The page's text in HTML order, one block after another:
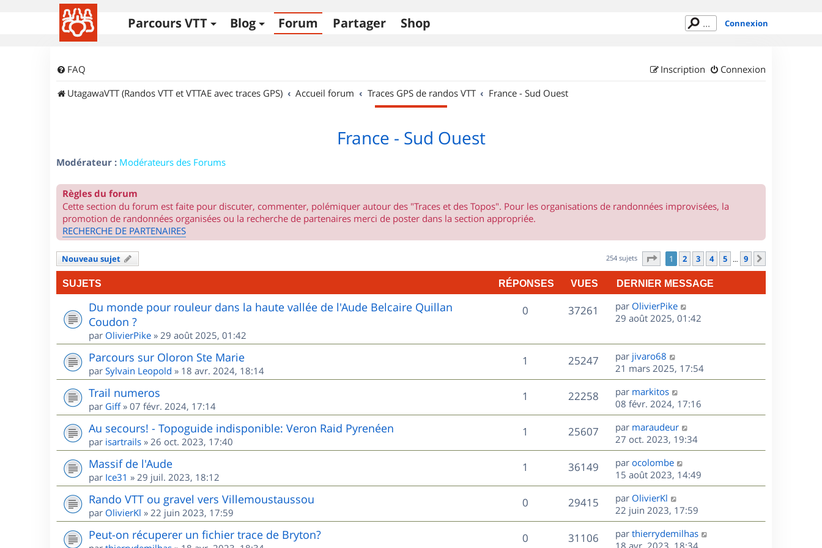
Parcours VTT Blog Forum Partager Shop Connexion
FAQ Connexion
Inscription
UtagawaVTT (Randos VTT et VTTAE avec traces GPS)
Accueil forum Traces GPS de randos VTT France - Sud Ouest
France - Sud Ouest
Modérateur : Modérateurs des Forums
Règles du forum
Cette section du forum est faite pour discuter, commenter, polémiquer autour des "Traces et des Topos". Pour les organisations de randonnées improvisées, la
promotion de randonnées organisées ou la recherche de partenaires merci de poster dans la section appropriée.
RECHERCHE DE PARTENAIRES
Nouveau sujet 254 sujets Page sur9
1 2 3 4 5 … 9
SUJETS RÉPONSES VUES DERNIER MESSAGE
Du monde pour rouleur dans la haute vallée de l'Aude Belcaire Quillan
Coudon ?
par OlivierPike » 29 août 2025, 01:42
0R
o
s
37261
e
s
D
e
n
i
e
r
m
e
s
s
a
g
e
par OlivierPike
29 août 2025, 01:42
Parcours sur Oloron Ste Marie
par Sylvain Leopold » 18 avr. 2024, 18:14
1
é
n
25247V
u
e
s
D
e
r
n
i
e
r
m
e
s
s
a
g
e
par jivaro68
21 mars 2025, 17:54
Trail numeros
par Giff» 07 févr. 2024, 17:14
1
é
n
s
22258V
u
s
D
e
r
n
i
e
r
m
e
s
s
a
g
par markitos
08 févr. 2024, 17:16
Au secours! - Topoguide indisponible: Veron Raid Pyrenéen
par isartrails » 26 oct. 2023, 17:40
1
é
o
n
s
25607V
u
D
e
r
n
i
e
r
m
e
s
par maraudeur
27 oct. 2023, 19:34
Massif de l'Aude
par Ice31 » 29 juil. 2023, 18:12
1
é
o
36149V
u
D
e
r
n
i
e
r
par ocolombe
15 août 2023, 14:49
Rando VTT ou gravel vers Villemoustaussou
par OlivierKl » 22 juin 2023, 17:59
0R
é
29415V
u
D
e
r
n
par OlivierKl
22 juin 2023, 17:59
Peut-on récuperer un fichier trace de Bryton? 0R
31106V
D
e
par thierrydemilhas
18 avr. 2023, 18:34